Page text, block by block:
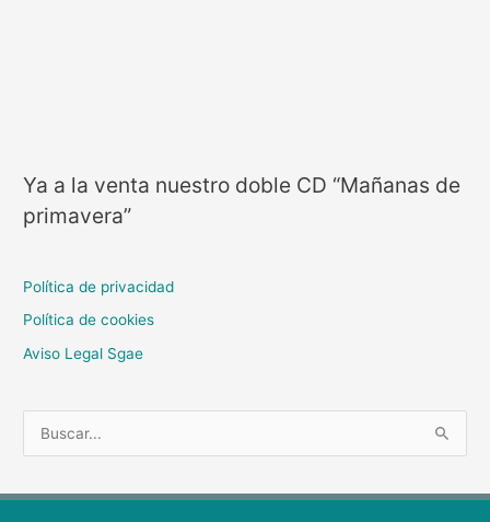
Ya a la venta nuestro doble CD “Mañanas de
primavera”
Política de privacidad
Política de cookies
Aviso Legal Sgae
s